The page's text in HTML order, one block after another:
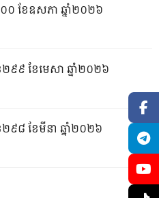
០ ខែឧសភា ឆ្នាំ២០២៦
២៩៩ ខែមេសា ឆ្នាំ២០២៦
៩៨ ខែមីនា ឆ្នាំ២០២៦